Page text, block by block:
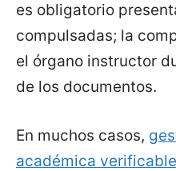
es obligatorio
compulsadas; la
el órgano instructor
de los documentos.
En muchos casos,
académica